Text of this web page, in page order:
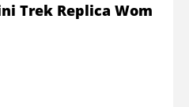
Trek Replica Wom